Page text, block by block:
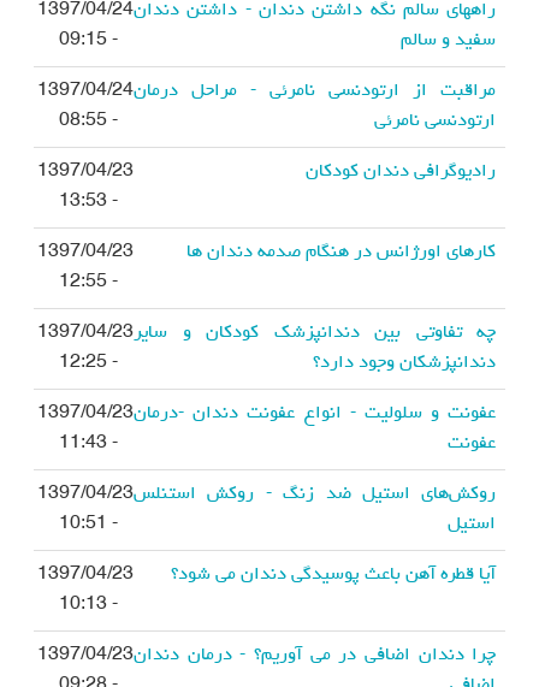
راههای سالم نگه داشتن دندان - داشتن دندان
سفید و سالم
1397/04/24
- 09:15
مراقبت از ارتودنسی نامرئی - مراحل درمان
ارتودنسی نامرئی
1397/04/24
- 08:55
رادیوگرافی دندان کودکان
1397/04/23
- 13:53
کارهای اورژانس در هنگام صدمه دندان ها
1397/04/23
- 12:55
چه تفاوتی بین دندانپزشک کودکان و سایر
دندانپزشکان وجود دارد؟
1397/04/23
- 12:25
عفونت و سلولیت - انواع عفونت دندان -درمان
عفونت
1397/04/23
- 11:43
روکش‌های استیل ضد زنگ - روکش استنلس
استیل
1397/04/23
- 10:51
آیا قطره آهن باعث پوسیدگی دندان می شود؟
1397/04/23
- 10:13
چرا دندان اضافی در می آوریم؟ - درمان دندان1397/04/23